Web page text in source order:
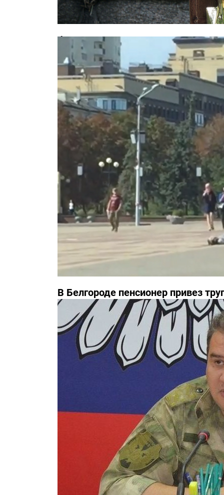
Фатальное совпадение: москвич
дочери
В Белгороде пенсионер привез